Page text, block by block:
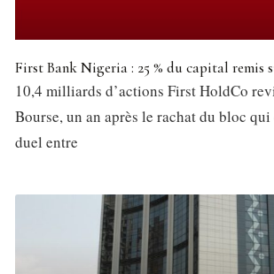
First Bank Nigeria : 25 % du capital remis
10,4 milliards d’actions First HoldCo
Bourse, un an après le rachat du bloc
duel entre